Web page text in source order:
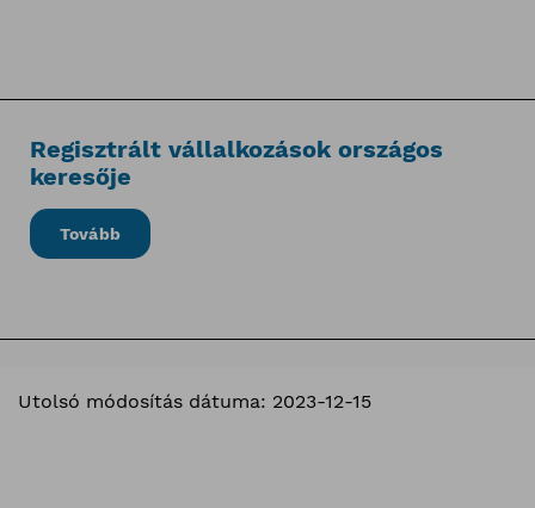
Regisztrált vállalkozások országos
keresője
Tovább
Utolsó módosítás dátuma: 2023-12-15